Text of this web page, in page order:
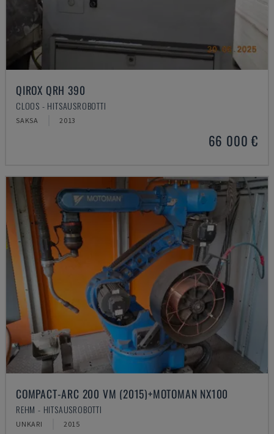
QIROX QRH 390
CLOOS - HITSAUSROBOTTI
SAKSA 2013
66 000 €
COMPACT-ARC 200 VM (2015)+MOTOMAN NX100
REHM - HITSAUSROBOTTI
UNKARI 2015